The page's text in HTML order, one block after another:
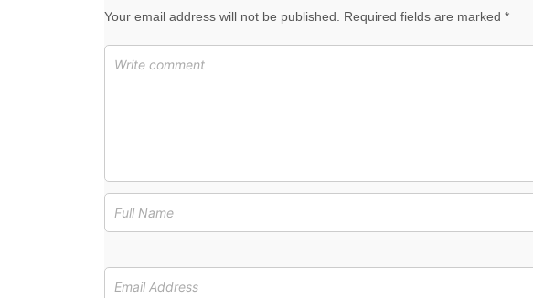
Your email address will not be published. Required fields are marked *